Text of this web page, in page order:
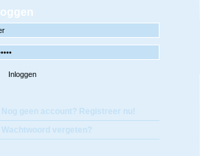
Nog geen account? Registreer nu!
Wachtwoord vergeten?